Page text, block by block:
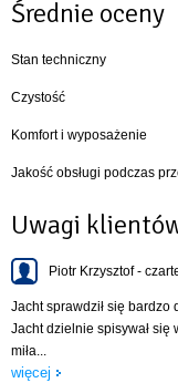
Średnie oceny
Stan techniczny
Czystość
Komfort i wyposażenie
Jakość obsługi podczas
Uwagi
Piotr Krzysztof -
Jacht sprawdził się
Jacht dzielnie spisywał się
miła...
więcej